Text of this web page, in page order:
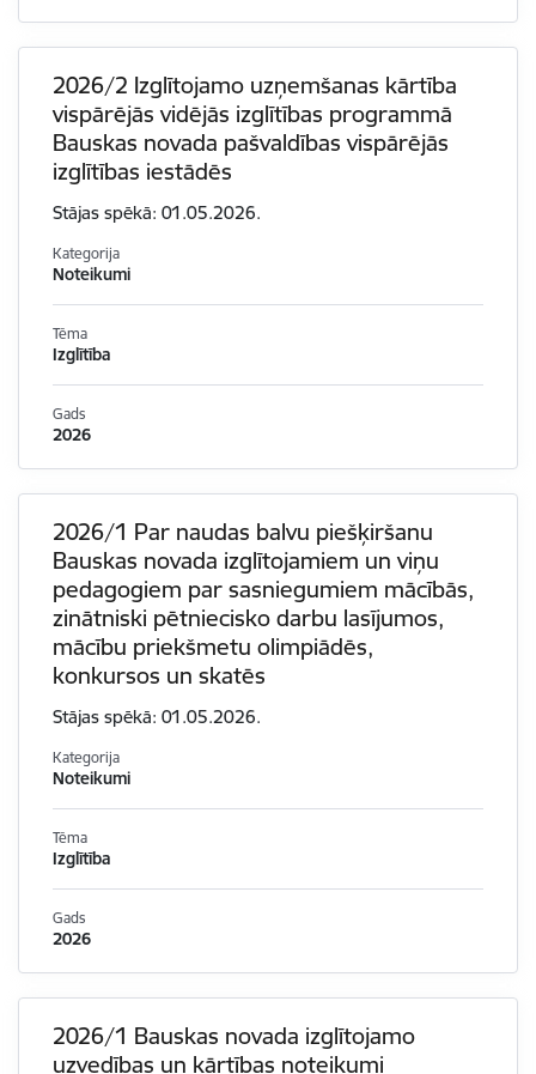
2026/2 Izglītojamo uzņemšanas kārtība
vispārējās vidējās izglītības programmā
Bauskas novada pašvaldības vispārējās
izglītības iestādēs
Stājas spēkā: 01.05.2026.
Kategorija
Noteikumi
Tēma
Izglītība
Gads
2026
2026/1 Par naudas balvu piešķiršanu
Bauskas novada izglītojamiem un viņu
pedagogiem par sasniegumiem mācībās,
zinātniski pētniecisko darbu lasījumos,
mācību priekšmetu olimpiādēs,
konkursos un skatēs
Stājas spēkā: 01.05.2026.
Kategorija
Noteikumi
Tēma
Izglītība
Gads
2026
2026/1 Bauskas novada izglītojamo
uzvedības un kārtības noteikumi